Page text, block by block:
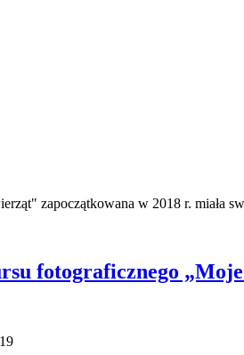
zapoczątkowana w 2018 r. miała
fotograficznego